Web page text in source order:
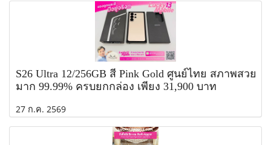
S26 Ultra 12/256GB สี Pink Gold ศูนย์ไทย สภาพสวย
มาก 99.99% ครบยกกล่อง เพียง 31,900 บาท
27 ก.ค. 2569